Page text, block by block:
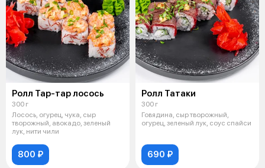
Ролл Тар-тар лосось
300 г
Лосось, огурец, чука, сыр
творожный, авокадо, зеленый
лук, нити чили
800 ₽
Ролл Татаки
300 г
Говядина, сыр творожный,
огурец, зеленый лук, соус спайси
690 ₽